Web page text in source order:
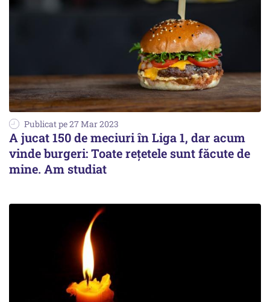
Publicat pe 27 Mar 2023
A jucat 150 de meciuri în Liga 1, dar acum
vinde burgeri: Toate reţetele sunt făcute de
mine. Am studiat